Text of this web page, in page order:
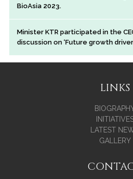
BioAsia 2023.
Minister KTR participated in the
discussion on ‘Future growth
LINKS
LATEST
GALLERY